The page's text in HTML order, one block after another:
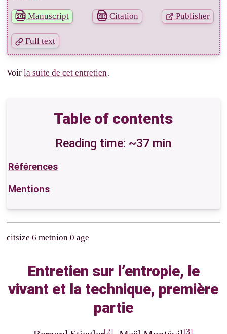
Manuscript Citation Publisher
Full text
Voirla suite de cet entretien .
Table of contents
Reading time: ~37 min
Références
Mentions
citsize 6 metnion 0 age
Entretien sur l’entropie, le
vivant et la technique, première
partie
[2] [3]